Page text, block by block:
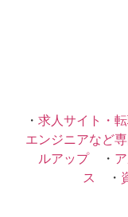
・ 求人サイト・
エンジニアなど
ルアップ・
ス ・